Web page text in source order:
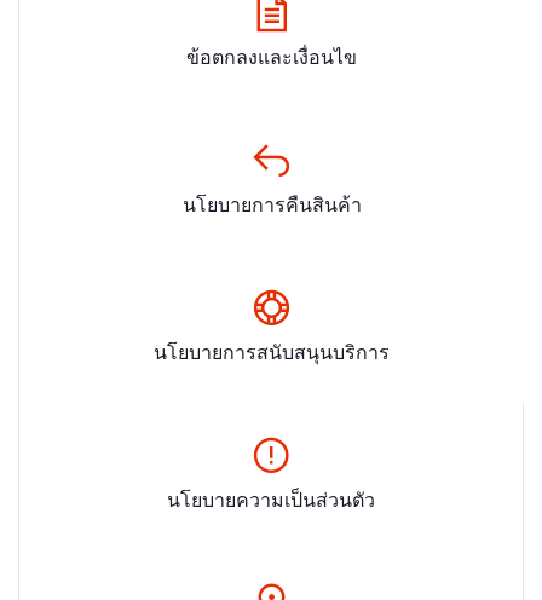
ข้อตกลงและเงื่อนไข
นโยบายการคืนสินค้า
นโยบายการสนับสนุนบริการ
นโยบายความเป็นส่วนตัว